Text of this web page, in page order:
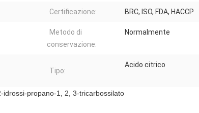
Certificazione: BRC, ISO, FDA, HACCP
Metodo di
conservazione:
Normalmente
Tipo:
Acido citrico
propano-1, 2, 3-tricarbossilato